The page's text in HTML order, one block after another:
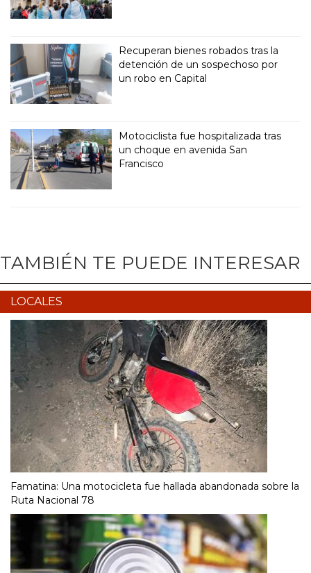
Recuperan bienes robados tras la
detención de un sospechoso por
un robo en Capital
Motociclista fue hospitalizada tras
un choque en avenida San
Francisco
TAMBIÉN TE PUEDE INTERESAR
LOCALES
Famatina: Una motocicleta fue hallada abandonada sobre la
Ruta Nacional 78